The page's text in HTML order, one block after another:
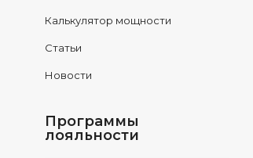
Калькулятор мощности
Статьи
Новости
Программы
лояльности